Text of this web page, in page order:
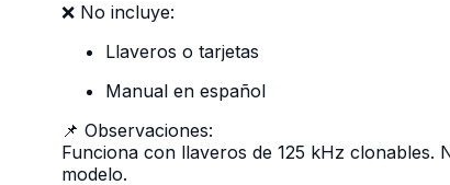
❌ No incluye:
Llaveros o tarjetas
Manual en español
📌 Observaciones:
Funciona con llaveros de 125 kHz clonables.
modelo.